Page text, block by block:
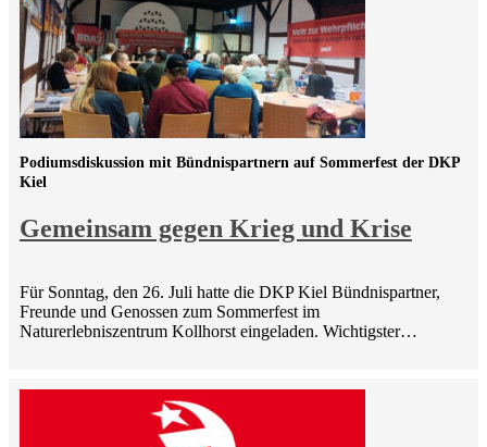
Gemeinsam gegen Krieg und Krise
Podiumsdiskussion mit Bündnispartnern auf Sommerfest der DKP
Kiel
Für Sonntag, den 26. Juli hatte die DKP Kiel Bündnispartner,
Freunde und Genossen zum Sommerfest im
Naturerlebniszentrum Kollhorst eingeladen. Wichtigster…